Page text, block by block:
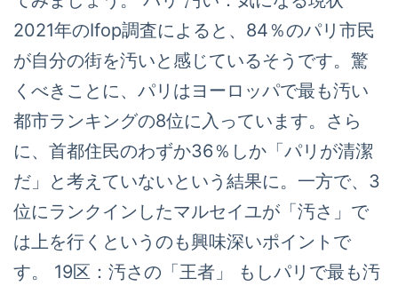
2021年のIfop調査によると、84％のパリ市民
が自分の街を汚いと感じているそうです。驚
くべきことに、パリはヨーロッパで最も汚い
都市ランキングの8位に入っています。さら
に、首都住民のわずか36％しか「パリが清潔
だ」と考えていないという結果に。一方で、3
位にランクインしたマルセイユが「汚さ」で
は上を行くというのも興味深いポイントで
す。 19区：汚さの「王者」 もしパリで最も汚